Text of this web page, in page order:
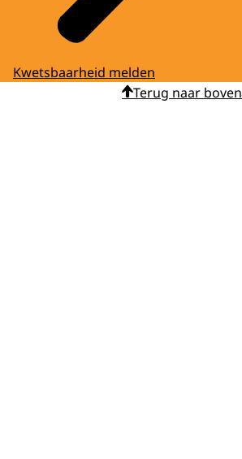
Kwetsbaarheid melden
Terug naar boven